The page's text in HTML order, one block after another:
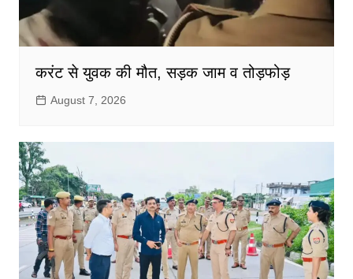
करंट से युवक की मौत, सड़क जाम व तोड़फोड़
August 7, 2026